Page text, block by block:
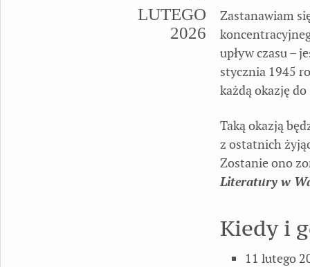
LUTEGO
2026
Zastanawiam
upływ czasu –
stycznia 1945
każdą okazję
Taką okazją
z ostatnich
Zostanie ono
Literatury w
Kiedy i
11 lutego